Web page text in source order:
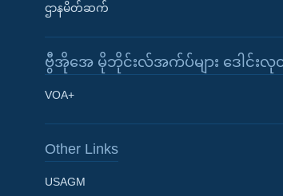
Learning English
ဌာနမိတ်ဆက်
ဗွီအိုအေ မိုဘိုင်းလ်အက်ပ်များ ဒေါင်း
VOA+
Other Links
USAGM